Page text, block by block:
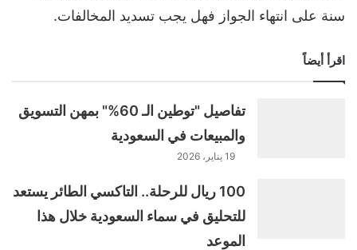
سنة على انتهاء الجواز فهل يجب تسديد المخالفات.
اقرأ أيضاً
تفاصيل "توطين الـ 60%" بمهن التسويق
والمبيعات في السعودية
19 يناير، 2026
100 ريال للرحلة.. التاكسي الطائر يستعد
للتحليق في سماء السعودية خلال هذا
الموعد